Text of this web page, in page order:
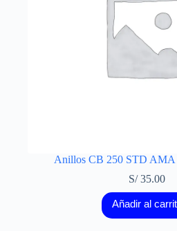
Anillos CB 250 STD
S/35.00
Añadir al